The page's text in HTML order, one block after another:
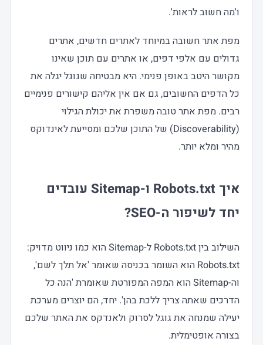
ו'מה חשוב לראות'.
מפת אתר חשובה במיוחד לאתרים חדשים, אתרים
גדולים עם אלפי דפים, או אתרים עם תוכן שאינו
מקושר היטב באופן פנימי. היא מבטיחה שגוגל יגלה את
כל הדפים החשובים, גם אם אין אליהם קישורים פנימיים
רבים. מפת אתר טובה משפרת את יכולת הגילוי
(Discoverability) של התוכן שלכם ומסייעת לאינדוקס
מהיר ומלא יותר.
איך Robots.txt ו-Sitemap עובדים
יחד לשיפור ה-SEO?
השילוב בין Robots.txt ל-Sitemap הוא כמו ניווט מדויק:
Robots.txt הוא השומר בכניסה שאומר 'אל תלך לשם',
וה-Sitemap הוא המפה המפורטת שאומרת 'הנה כל
הדרכים שאתה צריך ללכת בהן'. יחד, הם יוצרים מערכת
יעילה שמנחה את גוגל לסרוק ולאנדקס את האתר שלכם
בצורה אופטימלית.